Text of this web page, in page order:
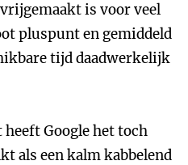
is voor veel
pluspunt en gemiddeld
tijd daadwerkelijk
Google het toch
als een kalm kabbelend